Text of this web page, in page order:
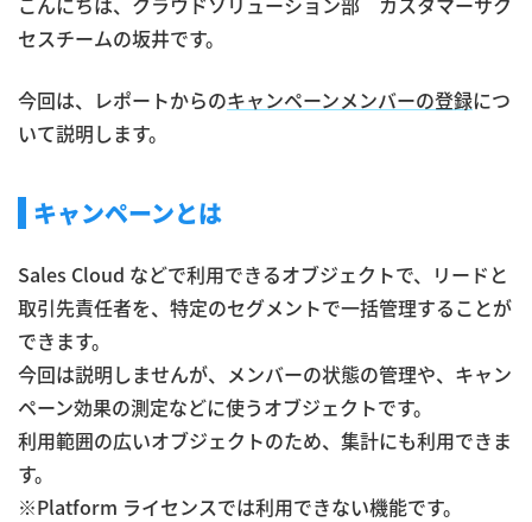
セスチームの坂井です。
今回は、レポートからのキャンペーンメンバーの登録につ
いて説明します。
キャンペーンとは
Sales Cloud などで利用できるオブジェクトで、リードと
取引先責任者を、特定のセグメントで一括管理することが
できます。
今回は説明しませんが、メンバーの状態の管理や、キャン
ペーン効果の測定などに使うオブジェクトです。
利用範囲の広いオブジェクトのため、集計にも利用できま
す。
※Platform ライセンスでは利用できない機能です。